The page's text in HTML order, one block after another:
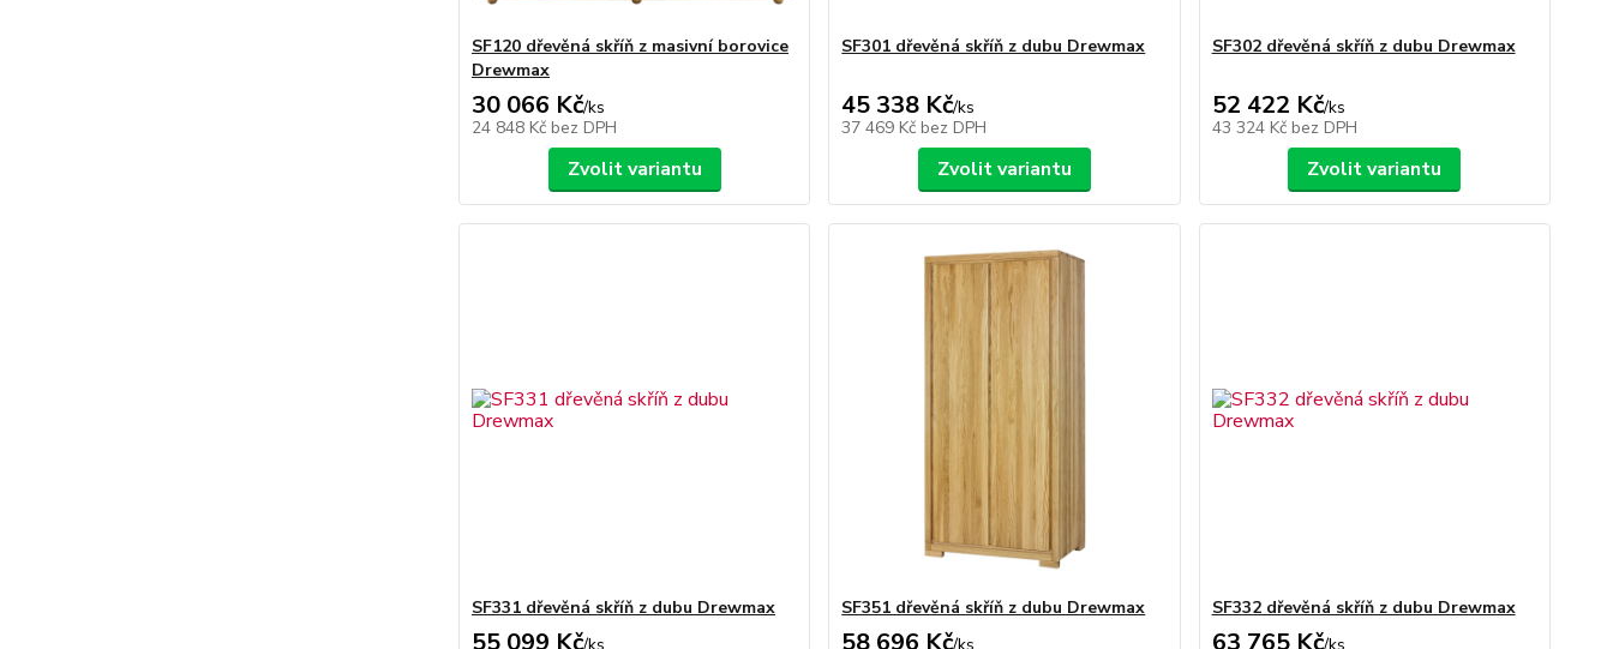
SF120 dřevěná skříň z masivní borovice
Drewmax
30 066 Kč/ks
24 848 Kč bez DPH
Zvolit variantu
SF301 dřevěná skříň z dubu Drewmax
45 338 Kč/ks
37 469 Kč bez DPH
Zvolit variantu
SF302 dřevěná skříň z dubu Drewmax
52 422 Kč/ks
43 324 Kč bez DPH
Zvolit variantu
SF331 dřevěná skříň z dubu Drewmax
55 099 Kč
SF351 dřevěná skříň z dubu Drewmax
58 696 Kč
SF332 dřevěná skříň z dubu Drewmax
63 765 Kč